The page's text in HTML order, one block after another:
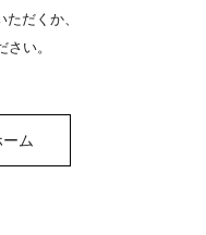
だくか、
い。
ム